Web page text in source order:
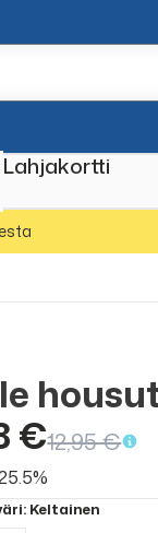
Lahjakortti
€12,95 €
: Keltainen